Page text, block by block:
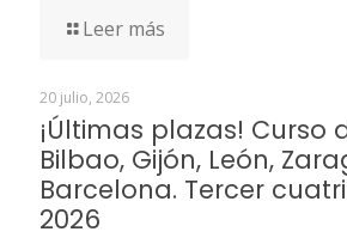
Leer más
20 julio, 2026
¡Últimas plazas! Curso
Bilbao, Gijón, León,
Barcelona. Tercer
2026